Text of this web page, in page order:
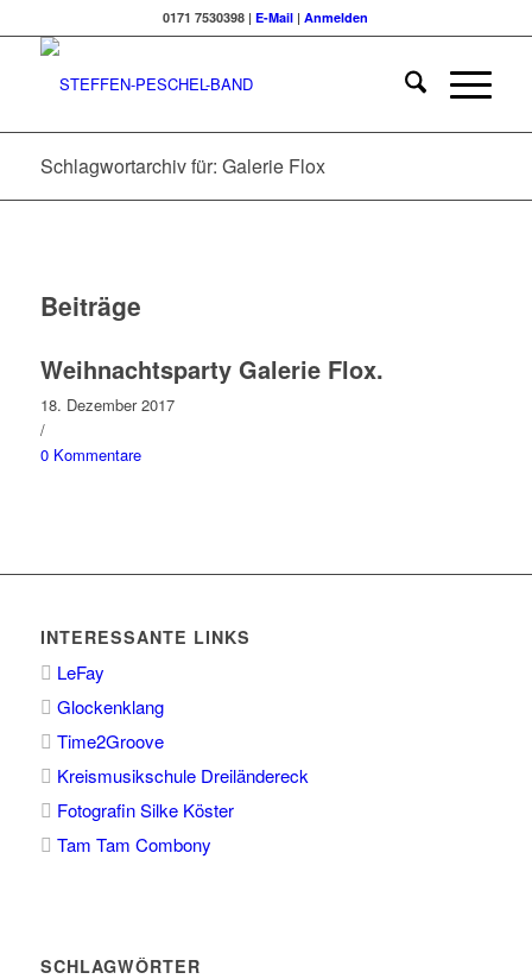
0171 7530398 |E-Mail |Anmelden
Schlagwortarchiv für: Galerie Flox
Beiträge
Weihnachtsparty Galerie Flox.
18. Dezember 2017
/
0 Kommentare
INTERESSANTE LINKS
LeFay
Glockenklang
Time2Groove
Kreismusikschule Dreiländereck
Fotografin Silke Köster
Tam Tam Combony
SCHLAGWÖRTER